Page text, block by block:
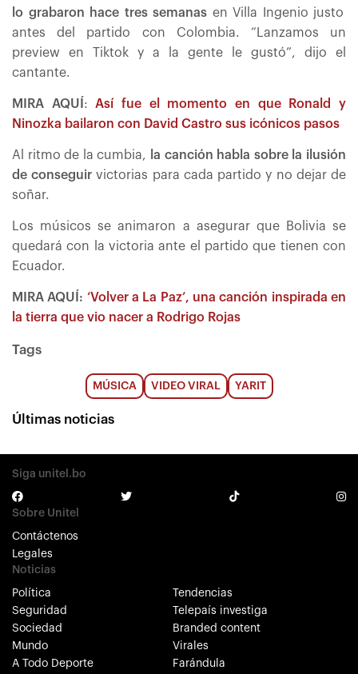
lo grabaron hace tres semanas en Villa Ingenio justo
antes del partido con Colombia. “Lanzamos un
preview en Tiktok y a la gente le gustó”, dijo el
cantante.
MIRA AQUÍ :Así fue el momento en que Ronald y
Ninozka bailaron con David Castro sus icónicos pasos
Al ritmo de la cumbia, la canción habla sobre la ilusión
de conseguir victorias para cada partido y no dejar de
soñar.
Los músicos se animaron a asegurar que Bolivia se
quedará con la victoria ante el partido que tienen con
Ecuador.
MIRA AQUÍ: ‘Volver a La Paz’, una canción inspirada en
la tierra que vio nacer a Rodrigo Rojas
Tags
MÚSICA VIDEO VIRAL YARIT
Últimas noticias
Siga unitel.bo
Sobre Unitel
Contáctenos
Legales
Noticias
Política
Seguridad
Sociedad
Mundo
A Todo Deporte
Tendencias
Telepaís investiga
Branded content
Virales
Farándula